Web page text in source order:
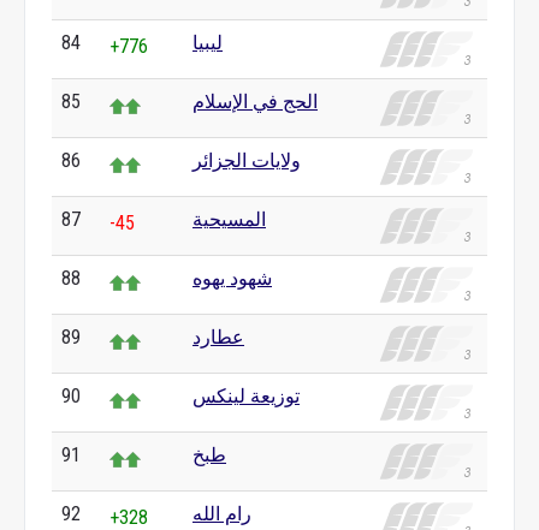
84 +776 ليبيا
85 الحج في الإسلام
86 ولايات الجزائر
87 -45 المسيحية
88 شهود يهوه
89 عطارد
90 توزيعة لينكس
91 طبخ
92 +328 رام الله